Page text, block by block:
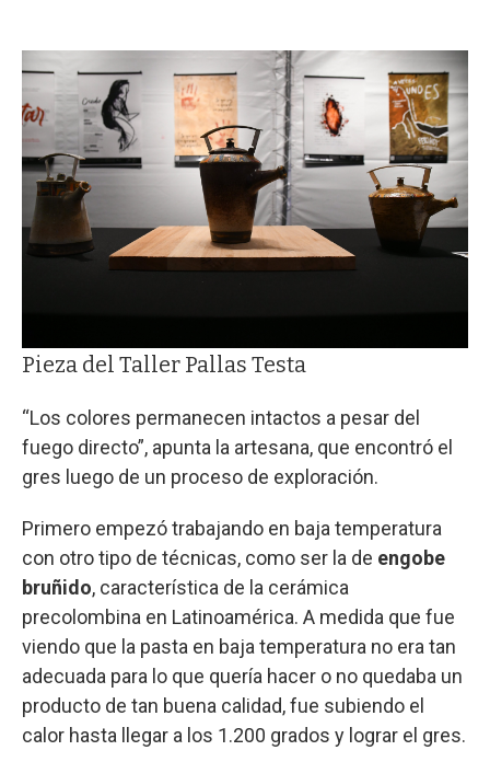
Pieza del Taller Pallas Testa
“Los colores permanecen intactos a pesar del
fuego directo”, apunta la artesana, que encontró el
gres luego de un proceso de exploración.
Primero empezó trabajando en baja temperatura
con otro tipo de técnicas, como ser la de engobe
bruñido, característica de la cerámica
precolombina en Latinoamérica. A medida que fue
viendo que la pasta en baja temperatura no era tan
adecuada para lo que quería hacer o no quedaba un
producto de tan buena calidad, fue subiendo el
calor hasta llegar a los 1.200 grados y lograr el gres.